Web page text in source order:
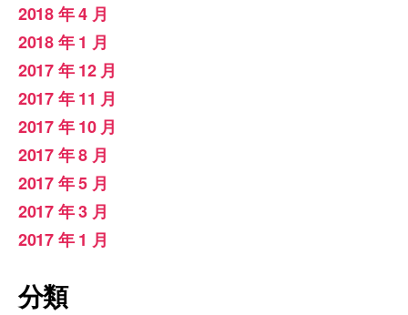
2018 年 4 月
2018 年 1 月
2017 年 12 月
2017 年 11 月
2017 年 10 月
2017 年 8 月
2017 年 5 月
2017 年 3 月
2017 年 1 月
分類